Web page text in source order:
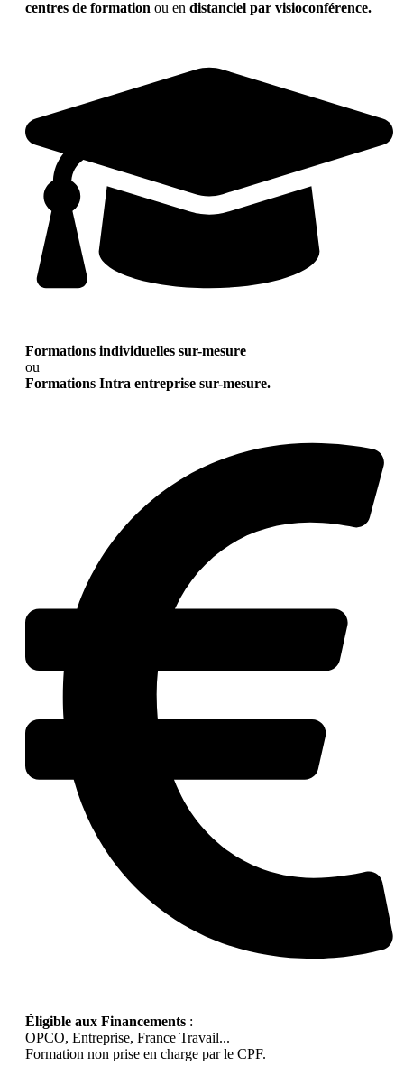
centres de formation ou en distanciel par visioconférence.
Formations individuelles sur-mesure
ou
Formations Intra entreprise sur-mesure.
Éligible aux Financements :
OPCO, Entreprise, France Travail...
Formation non prise en charge par le CPF.